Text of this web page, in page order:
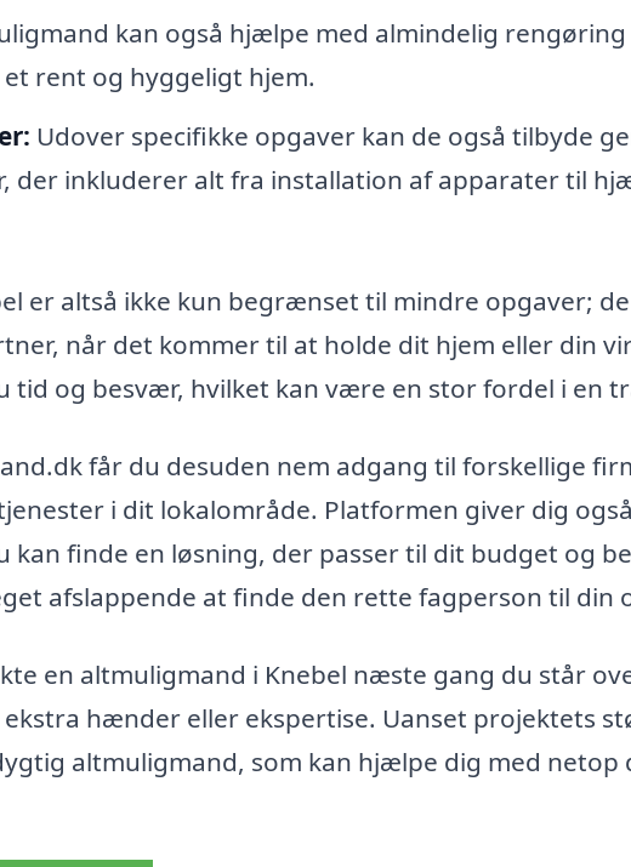
kan også hjælpe med almindelig
rent og hyggeligt hjem.
Udover specifikke opgaver kan de også tilbyde
der inkluderer alt fra installation af apparater til
er altså ikke kun begrænset til mindre opgaver;
når det kommer til at holde dit hjem eller din
tid og besvær, hvilket kan være en stor fordel i en
får du desuden nem adgang til forskellige
i dit lokalområde. Platformen giver dig
kan finde en løsning, der passer til dit budget og
afslappende at finde den rette fagperson til din
en altmuligmand i Knebel næste gang du står
hænder eller ekspertise. Uanset projektets
altmuligmand, som kan hjælpe dig med netop